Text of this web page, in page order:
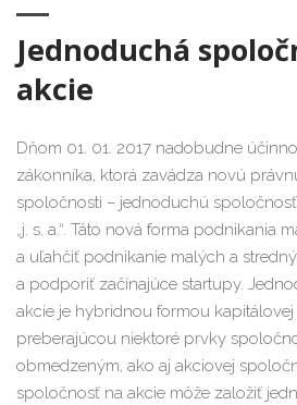
Jednoduchá
akcie
Dňom 01. 01. 2017 nadobudne
zákonníka, ktorá zavádza novú
spoločnosti – jednoduchú
„j. s. a.“. Táto nová forma podnikania
a uľahčiť podnikanie malých a
a podporiť začínajúce startupy.
akcie je hybridnou formou
preberajúcou niektoré prvky
obmedzeným, ako aj akciovej
spoločnosť na akcie môže založiť